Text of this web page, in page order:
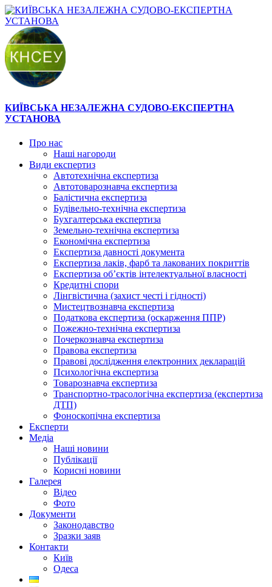
КИЇВСЬКА НЕЗАЛЕЖНА СУДОВО-ЕКСПЕРТНА
УСТАНОВА
Про нас
Наші нагороди
Види експертиз
Автотехнічна експертиза
Автотоварознавча експертиза
Балістична експертиза
Будівельно-технічна експертиза
Бухгалтерська експертиза
Земельно-технічна експертиза
Економічна експертиза
Експертиза давності документа
Експертиза лаків, фарб та лакованих покриттів
Експертиза об’єктів інтелектуальної власності
Кредитні спори
Лінгвістична (захист честі і гідності)
Мистецтвознавча експертиза
Податкова експертиза (оскарження ППР)
Пожежно-технічна експертиза
Почеркознавча експертиза
Правова експертиза
Правові дослідження електронних декларацій
Психологічна експертиза
Товарознавча експертиза
Транспортно-трасологічна експертиза (експертиза
ДТП)
Фоноскопічна експертиза
Експерти
Медіа
Наші новини
Публікації
Корисні новини
Галерея
Відео
Фото
Документи
Законодавство
Зразки заяв
Контакти
Київ
Одеса